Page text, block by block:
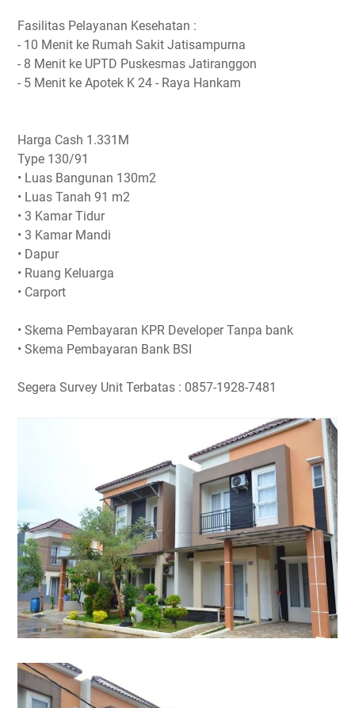
Fasilitas Pelayanan Kesehatan :
- 10 Menit ke Rumah Sakit Jatisampurna
- 8 Menit ke UPTD Puskesmas Jatiranggon
- 5 Menit ke Apotek K 24 - Raya Hankam
Harga Cash 1.331M
Type 130/91
• Luas Bangunan 130m2
• Luas Tanah 91 m2
• 3 Kamar Tidur
• 3 Kamar Mandi
• Dapur
• Ruang Keluarga
• Carport
• Skema Pembayaran KPR Developer Tanpa bank
• Skema Pembayaran Bank BSI
Segera Survey Unit Terbatas : 0857-1928-7481